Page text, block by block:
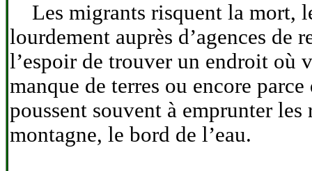
Les migrants risquent la mort,
lourdement auprès d’agences de
l’espoir de trouver un endroit où
manque de terres ou encore
poussent souvent à emprunter
montagne, le bord de l’eau.